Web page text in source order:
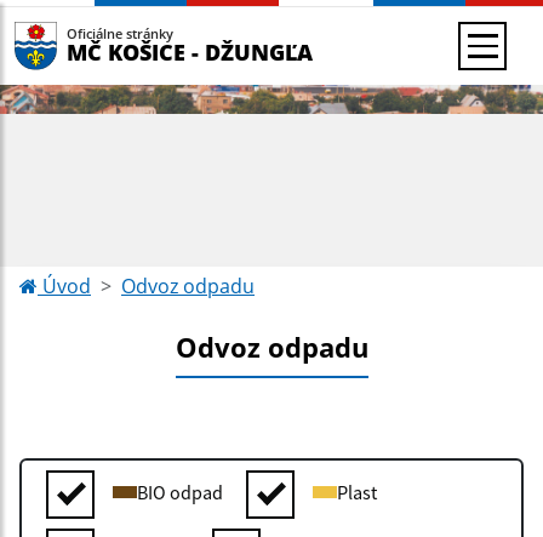
Oficiálne stránky
MČ KOŠICE - DŽUNGĽA
Úvod Odvoz odpadu
Odvoz odpadu
BIO odpad Plast